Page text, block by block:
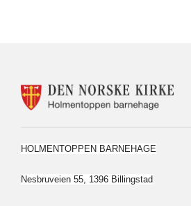
HOLMENTOPPEN BARNEHAGE
Nesbruveien 55, 1396 Billingstad